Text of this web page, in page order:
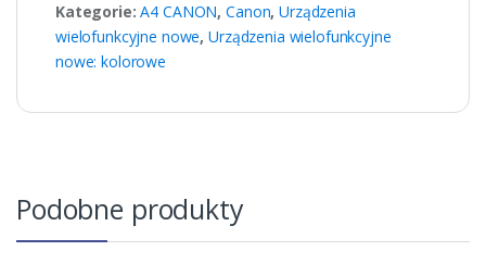
Kategorie:A4 CANON,Canon,Urządzenia
wielofunkcyjne nowe,Urządzenia wielofunkcyjne
nowe: kolorowe
Podobne produkty